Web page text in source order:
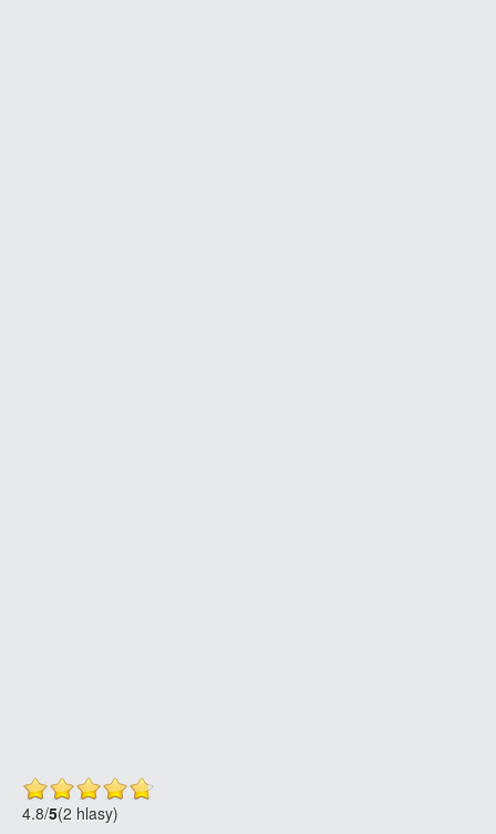
4.8/5(2 hlasy)